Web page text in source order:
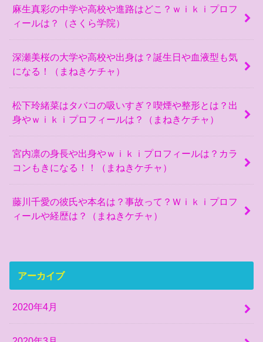
麻生真彩の中学や高校や進路はどこ？ｗｉｋｉプロフ
ィールは？（さくら学院）
深瀬美桜の大学や高校や出身は？誕生日や血液型も気
になる！（まねきケチャ）
松下玲緒菜はタバコの吸いすぎ？喫煙や整形とは？出
身やｗｉｋｉプロフィールは？（まねきケチャ）
宮内凛の身長や出身やｗｉｋｉプロフィールは？カラ
コンもきになる！！（まねきケチャ）
藤川千愛の彼氏や本名は？事故って？Ｗｉｋｉプロフ
ィールや経歴は？（まねきケチャ）
アーカイブ
2020年4月